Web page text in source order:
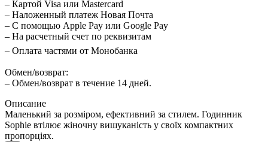
– Картой Visa или Mastercard
– Наложенный платеж Новая Почта
– С помощью Apple Pay или Google Pay
– На расчетный счет по реквизитам
– Оплата частями от Монобанка
Обмен/возврат:
– Обмен/возврат в течение 14 дней.
Описание
Маленький за розміром, ефективний за стилем. Годинник
Sophie втілює жіночну вишуканість у своїх компактних
пропорціях.